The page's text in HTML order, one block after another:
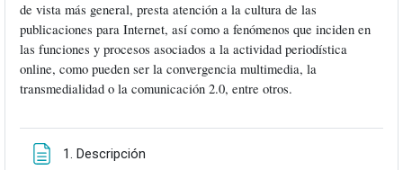
de vista más general, presta atención a la cultura de las
publicaciones para Internet, así como a fenómenos que inciden en
las funciones y procesos asociados a la actividad periodística
online, como pueden ser la convergencia multimedia, la
transmedialidad o la comunicación 2.0, entre otros.
1. Descripción